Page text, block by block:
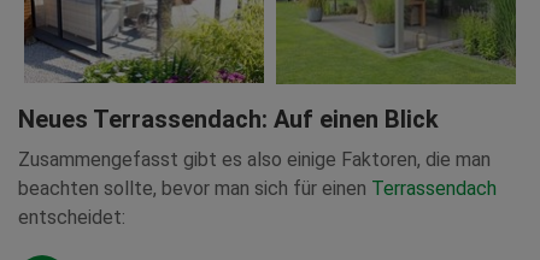
Neues Terrassendach: Auf einen Blick
Zusammengefasst gibt es also einige Faktoren, die man
beachten sollte, bevor man sich für einen Terrassendach
entscheidet: